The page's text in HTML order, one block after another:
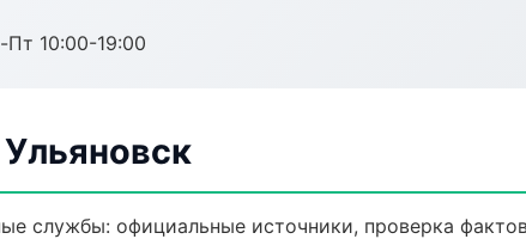
10:00-19:00
службы: официальные источники, проверка